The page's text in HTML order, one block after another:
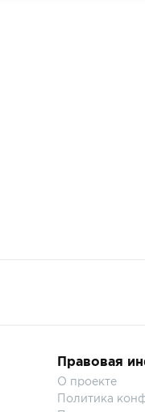
Правовая
О проекте
Политика